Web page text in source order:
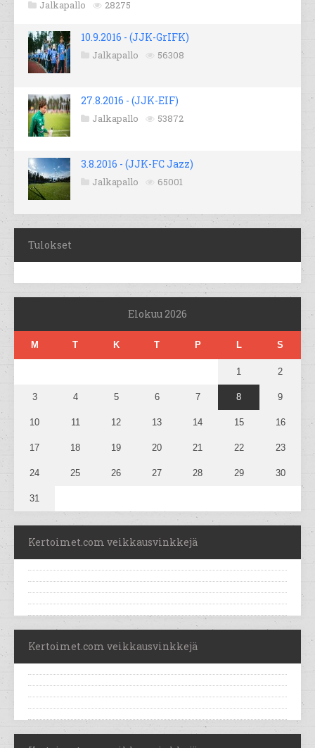
Jalkapallo 28275
10.9.2016 - (JJK-GrIFK)
Jalkapallo 56308
27.8.2016 - (JJK-EIF)
Jalkapallo 53872
3.8.2016 - (JJK-FC Jazz)
Jalkapallo 65001
Tulokset
Elokuu 2026
M T K T P L S
1 2
3 4 5 6 7 8 9
10 11 12 13 14 15 16
17 18 19 20 21 22 23
24 25 26 27 28 29 30
31
Kertoimet.com veikkausvinkkejä
Kertoimet.com veikkausvinkkejä